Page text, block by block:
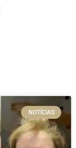
NOTÍCIAS